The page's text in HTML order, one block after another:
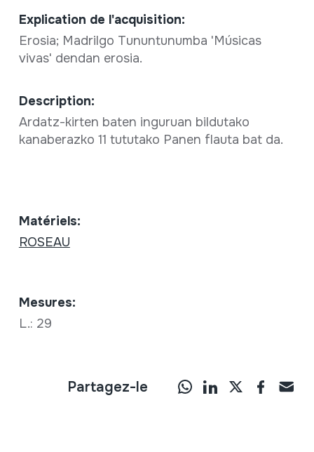
Explication de l'acquisition:
Erosia; Madrilgo Tununtunumba 'Músicas
vivas' dendan erosia.
Description:
Ardatz-kirten baten inguruan bildutako
kanaberazko 11 tututako Panen flauta bat da.
Matériels:
ROSEAU
Mesures:
L.: 29
Partagez-le